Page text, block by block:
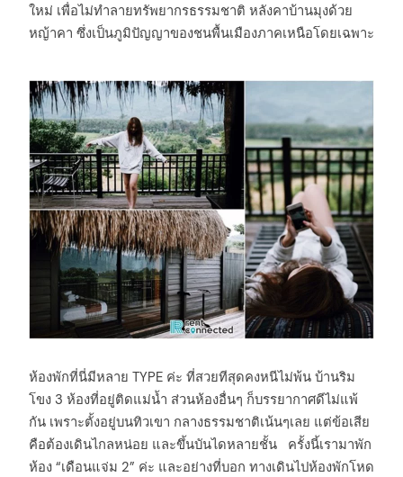
ใหม่ เพื่อไม่ทำลายทรัพยากรธรรมชาติ หลังคาบ้านมุงด้วย
หญ้าคา ซึ่งเป็นภูมิปัญญาของชนพื้นเมืองภาคเหนือโดยเฉพาะ
ห้องพักที่นี่มีหลาย TYPE ค่ะ ที่สวยทีสุดคงหนีไม่พ้น บ้านริม
โขง 3 ห้องที่อยู่ติดแม่น้ำ ส่วนห้องอื่นๆ ก็บรรยากาศดีไม่แพ้
กัน เพราะตั้งอยู่บนทิวเขา กลางธรรมชาติเน้นๆเลย แต่ข้อเสีย
คือต้องเดินไกลหน่อย และขึ้นบันไดหลายชั้น ครั้งนี้เรามาพัก
ห้อง “เดือนแจ่ม 2” ค่ะ และอย่างที่บอก ทางเดินไปห้องพักโหด